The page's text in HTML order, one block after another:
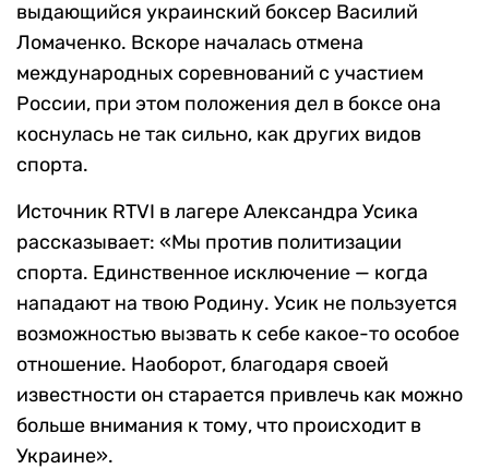
выдающийся украинский боксер Василий
Ломаченко. Вскоре началась отмена
международных соревнований с участием
России, при этом положения дел в боксе она
коснулась не так сильно, как других видов
спорта.
Источник RTVI в лагере Александра Усика
рассказывает: «Мы против политизации
спорта. Единственное исключение — когда
нападают на твою Родину. Усик не пользуется
возможностью вызвать к себе какое-то особое
отношение. Наоборот, благодаря своей
известности он старается привлечь как можно
больше внимания к тому, что происходит в
Украине».